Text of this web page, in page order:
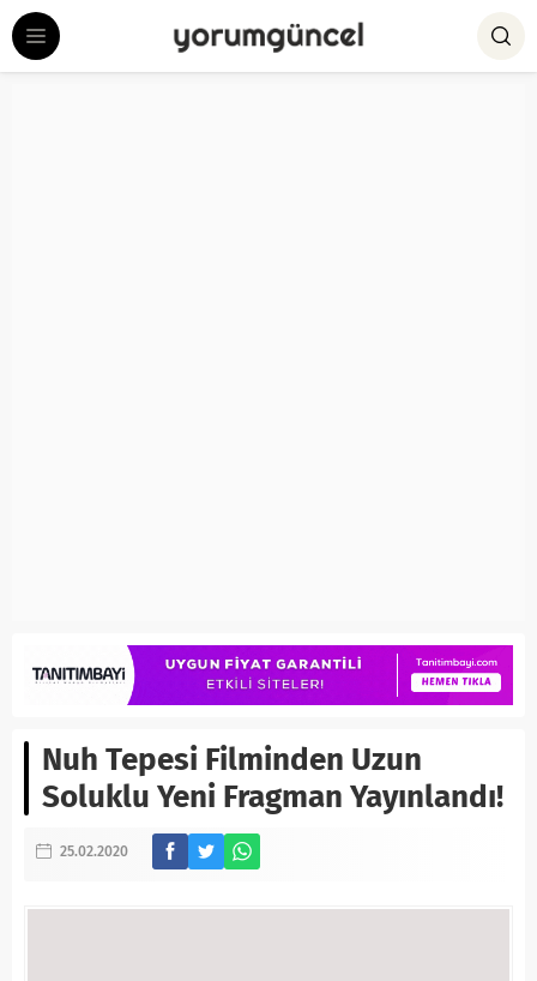
Nuh Tepesi Filminden Uzun
Soluklu Yeni Fragman Yayınlandı!
25.02.2020